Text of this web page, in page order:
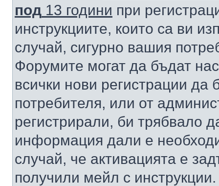
под 13 години при
инструкциите, които са ви
случай, сигурно вашия
Форумите могат да бъдат
всички нови регистрации да
потребителя, или от
регистрирали, би трябвало
информация дали е
случай, че активацията е
получили мейл с